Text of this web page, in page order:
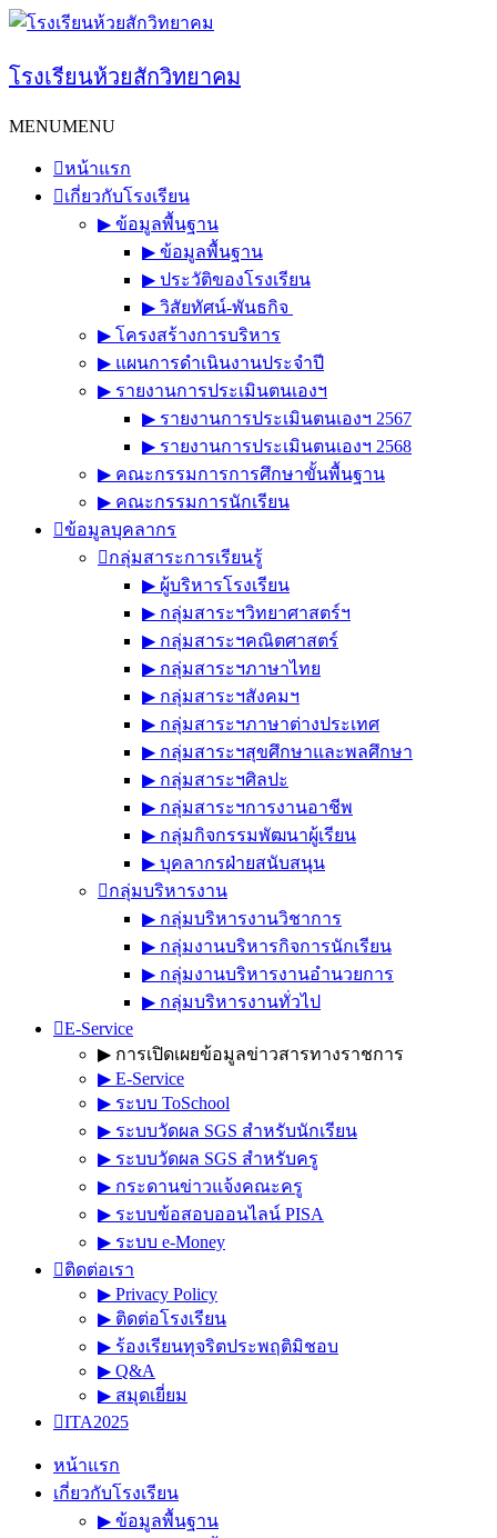
Skip
โรงเรียนห้วยสักวิทยาคม
MENUMENU
หน้าแรก
เกี่ยวกับโรงเรียน
▶︎ ข้อมูลพื้นฐาน
▶︎ ข้อมูลพื้นฐาน
▶︎ ประวัติของโรงเรียน
▶︎ วิสัยทัศน์-พันธกิจ
▶︎ โครงสร้างการบริหาร
▶︎ แผนการดำเนินงานประจำปี
▶︎ รายงานการประเมินตนเองฯ
▶︎ รายงานการประเมินตนเองฯ 2567
▶︎ รายงานการประเมินตนเองฯ 2568
▶︎ คณะกรรมการการศึกษาขั้นพื้นฐาน
▶︎ คณะกรรมการนักเรียน
ข้อมูลบุคลากร
กลุ่มสาระการเรียนรู้
▶︎ ผู้บริหารโรงเรียน
▶︎ กลุ่มสาระฯวิทยาศาสตร์ฯ
▶︎ กลุ่มสาระฯคณิตศาสตร์
▶︎ กลุ่มสาระฯภาษาไทย
▶︎ กลุ่มสาระฯสังคมฯ
▶︎ กลุ่มสาระฯภาษาต่างประเทศ
▶︎ กลุ่มสาระฯสุขศึกษาและพลศึกษา
▶︎ กลุ่มสาระฯศิลปะ
▶︎ กลุ่มสาระฯการงานอาชีพ
▶︎ กลุ่มกิจกรรมพัฒนาผู้เรียน
▶︎ บุคลากรฝ่ายสนับสนุน
กลุ่มบริหารงาน
▶︎ กลุ่มบริหารงานวิชาการ
▶︎ กลุ่มงานบริหารกิจการนักเรียน
▶︎ กลุ่มงานบริหารงานอำนวยการ
▶︎ กลุ่มบริหารงานทั่วไป
E-Service
▶︎ การเปิดเผยข้อมูลข่าวสารทางราชการ
▶︎ E-Service
▶︎ ระบบ ToSchool
▶︎ ระบบวัดผล SGS สำหรับนักเรียน
▶︎ ระบบวัดผล SGS สำหรับครู
▶︎ กระดานข่าวแจ้งคณะครู
▶︎ ระบบข้อสอบออนไลน์ PISA
▶︎ ระบบ e-Money
ติดต่อเรา
▶︎ Privacy Policy
▶︎ ติดต่อโรงเรียน
▶︎ ร้องเรียนทุจริตประพฤติมิชอบ
▶︎ Q&A
▶︎ สมุดเยี่ยม
ITA2025
หน้าแรก
เกี่ยวกับโรงเรียน
▶︎ ข้อมูลพื้นฐาน